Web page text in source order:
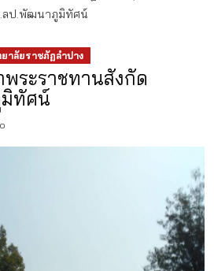
.ลป.พัฒนาภูมิทัศน์
าลัยราชภัฏลำปาง
ระราชทานสังกัด
ทัศน์